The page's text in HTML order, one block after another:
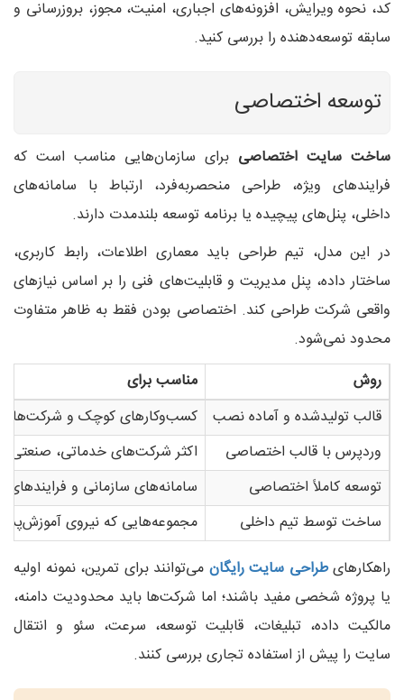
کد، نحوه ویرایش، افزونه‌های اجباری، امنیت، مجوز، بروزرسانی و
سابقه توسعه‌دهنده را بررسی کنید.
توسعه اختصاصی
ساخت سایت اختصاصی برای سازمان‌هایی مناسب است که
فرایندهای ویژه، طراحی منحصربه‌فرد، ارتباط با سامانه‌های
داخلی، پنل‌های پیچیده یا برنامه توسعه بلندمدت دارند.
در این مدل، تیم طراحی باید معماری اطلاعات، رابط کاربری،
ساختار داده، پنل مدیریت و قابلیت‌های فنی را بر اساس نیازهای
واقعی شرکت طراحی کند. اختصاصی بودن فقط به ظاهر متفاوت
محدود نمی‌شود.
روش
مناسب برای
قالب تولیدشده و آماده نصب
کسب‌وکارهای کوچک و شرکت‌های
وردپرس با قالب اختصاصی
اکثر شرکت‌های خدماتی، صنعتی
توسعه کاملاً اختصاصی
سامانه‌های سازمانی و فرایندهای
ساخت توسط تیم داخلی
مجموعه‌هایی که نیروی
راهکارهایطراحی سایت رایگان می‌توانند برای تمرین، نمونه اولیه
یا پروژه شخصی مفید باشند؛ اما شرکت‌ها باید محدودیت دامنه،
مالکیت داده، تبلیغات، قابلیت توسعه، سرعت، سئو و انتقال
سایت را پیش از استفاده تجاری بررسی کنند.